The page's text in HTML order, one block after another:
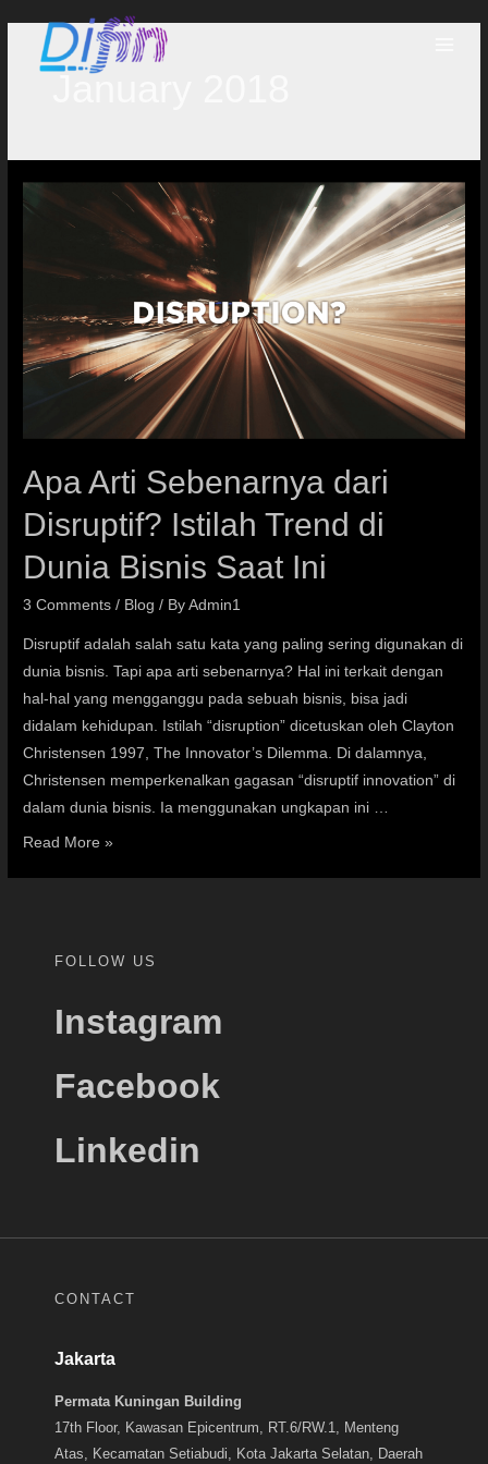
January 2018
Apa Arti Sebenarnya dari
Disruptif? Istilah Trend di
Dunia Bisnis Saat Ini
3 Comments / Blog / ByAdmin1
Disruptif adalah salah satu kata yang paling sering digunakan di
dunia bisnis. Tapi apa arti sebenarnya? Hal ini terkait dengan
hal-hal yang mengganggu pada sebuah bisnis, bisa jadi
didalam kehidupan. Istilah “disruption” dicetuskan oleh Clayton
Christensen 1997, The Innovator’s Dilemma. Di dalamnya,
Christensen memperkenalkan gagasan “disruptif innovation” di
dalam dunia bisnis. Ia menggunakan ungkapan ini …
Read More »
FOLLOW US
Instagram
Facebook
Linkedin
CONTACT
Jakarta
Permata Kuningan Building
17th Floor, Kawasan Epicentrum, RT.6/RW.1, Menteng
Atas, Kecamatan Setiabudi, Kota Jakarta Selatan, Daerah